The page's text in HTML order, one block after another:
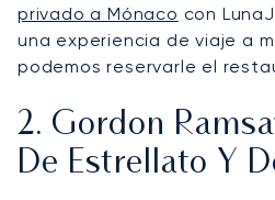
privado a Mónaco con
una experiencia de viaje a
podemos reservarle el
2. Gordon
De Estrellato Y